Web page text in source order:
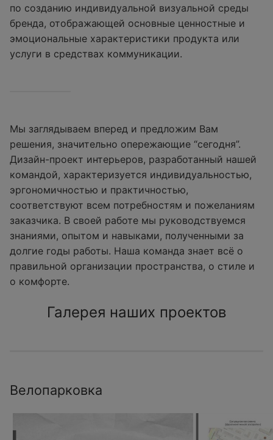
по созданию индивидуальной визуальной среды
бренда, отображающей основные ценностные и
эмоциональные характеристики продукта или
услуги в средствах коммуникации.
Мы заглядываем вперед и предложим Вам
решения, значительно опережающие “сегодня”.
Дизайн-проект интерьеров, разработанный нашей
командой, характеризуется индивидуальностью,
эргономичностью и практичностью,
соответствуют всем потребностям и пожеланиям
заказчика. В своей работе мы руководствуемся
знаниями, опытом и навыками, полученными за
долгие годы работы. Наша команда знает всё о
правильной организации пространства, о стиле и
о комфорте.
Галерея наших проектов
Велопарковка